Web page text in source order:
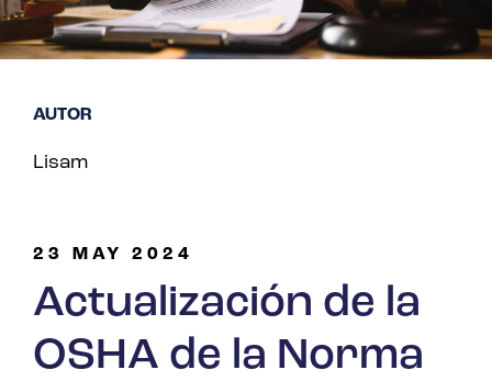
23 MAY 2024
Actualización de la
OSHA de la Norma
AUTOR
Lisam